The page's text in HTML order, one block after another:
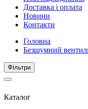
Доставка і оплата
Новини
Контакти
Головна
Безшумний
Фiльтри
Каталог